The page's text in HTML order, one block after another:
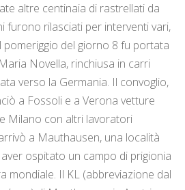
altre centinaia di rastrellati da
furono rilasciati per interventi vari,
pomeriggio del giorno 8 fu portata
Novella, rinchiusa in carri
verso la Germania. Il convoglio,
a Fossoli e a Verona vetture
Milano con altri lavoratori
a Mauthausen, una località
ospitato un campo di prigionia
mondiale. Il KL (abbreviazione dal